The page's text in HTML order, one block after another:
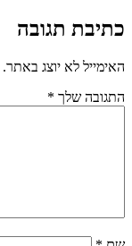
כתיבת תגובה
האימייל לא יוצג באתר.
התגובה שלך *